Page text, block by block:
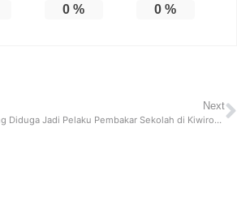
0 % 0 %
Next
Milisi OPM yang Diduga Jadi Pelaku Pembakar Sekolah di Kiwirok Diburu Satgas Damai Cartenz